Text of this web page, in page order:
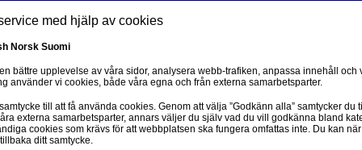
Om oss Investerare Nyheter & insikter
med hjälp av cookies
Norsk Suomi
bättre upplevelse av våra sidor, analysera webb-trafiken, anpassa innehåll och
använder vi cookies, både våra egna och från externa samarbetsparter.
till att få använda cookies. Genom att välja ”Godkänn alla” samtycker du
externa samarbetsparter, annars väljer du själv vad du vill godkänna bland
cookies som krävs för att webbplatsen ska fungera omfattas inte. Du kan
ditt samtycke.